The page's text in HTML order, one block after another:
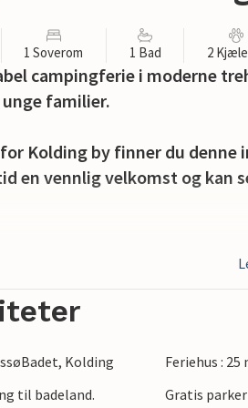
1 Soverom 1 Bad 2
campingferie i moderne
familier.
Kolding by finner du denne
en vennlig velkomst og kan
km fra sentrum, i nærheten av
tilbudene, besøk vinbaren
Badeland. Nærliggende
Kolding Feriehus : 25
til badeland.
Gratis